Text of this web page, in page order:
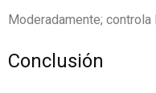
Moderadamente; controla
Conclusión